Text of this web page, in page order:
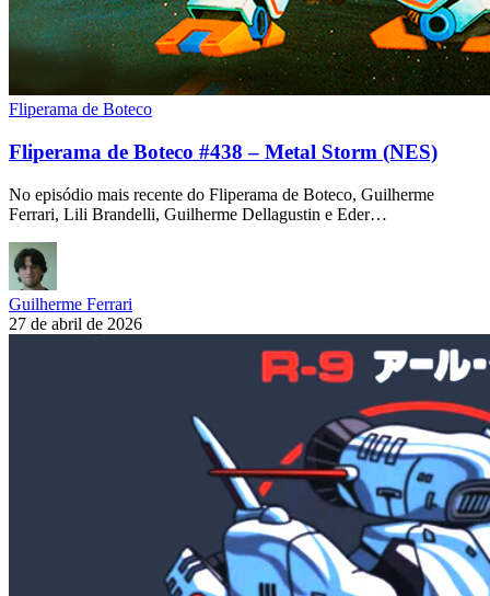
Fliperama de Boteco
Fliperama de Boteco #438 – Metal Storm (NES)
No episódio mais recente do Fliperama de Boteco, Guilherme
Ferrari, Lili Brandelli, Guilherme Dellagustin e Eder…
Guilherme Ferrari
27 de abril de 2026